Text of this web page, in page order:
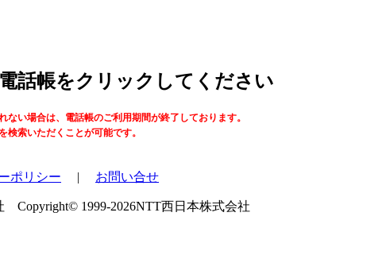
話帳をクリックしてください
ない場合は、電話帳のご利用期間が終了しております。
検索いただくことが可能です。
ポリシー | お問い合せ
Copyright© 1999-2026NTT西日本株式会社